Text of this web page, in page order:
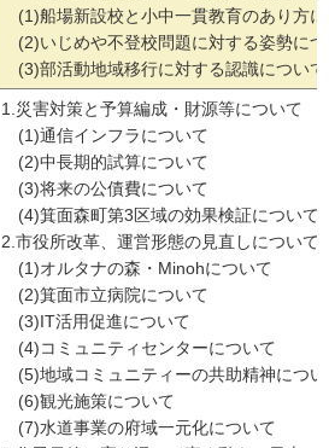
(1)船場新設校と小中一貫教育のあり方
(2)いじめや不登校問題に対する姿勢に
(3)部活動地域移行に対する認識について
1.災害対策と予算編成・財源等について
(1)通信インフラについて
(2)中長期的試算について
(3)将来の公債費について
(4)箕面森町第3区域の効果検証について
2.市役所改革、運営形態の見直しについて
(1)オルタナの森・Minohについて
(2)箕面市立病院について
(3)IT活用促進について
(4)コミュニティセンターについて
(5)地域コミュニティーの共助精神につ
(6)観光施策について
(7)水道事業の府域一元化について